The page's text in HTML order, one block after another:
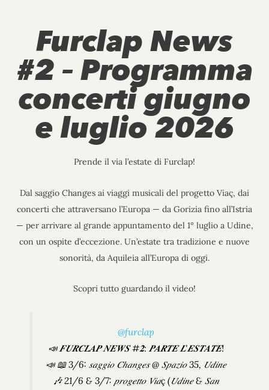
Furclap News
#2 – Programma
concerti giugno
e luglio 2026
Prende il via l’estate di Furclap!
Dal saggio Changes ai viaggi musicali del progetto Viaç, dai
concerti che attraversano l’Europa — da Gorizia fino all’Istria
— per arrivare al grande appuntamento del 1° luglio a Udine,
con un ospite d’eccezione. Un’estate tra tradizione e nuove
sonorità, da Aquileia all’Europa di oggi.
Scopri tutto guardando il video!
@furclap
📣 𝑭𝑼𝑹𝑪𝑳𝑨𝑷 𝑵𝑬𝑾𝑺 #𝟐: 𝑷𝑨𝑹𝑻𝑬 𝑳'𝑬𝑺𝑻𝑨𝑻𝑬!
📣 📖 3/6: 𝑠𝑎𝑔𝑔𝑖𝑜 𝐶ℎ𝑎𝑛𝑔𝑒𝑠 @ 𝑆𝑝𝑎𝑧𝑖𝑜 35, 𝑈𝑑𝑖𝑛𝑒
🎶 21/6 & 3/7: 𝑝𝑟𝑜𝑔𝑒𝑡𝑡𝑜 𝑉𝑖𝑎ç (𝑈𝑑𝑖𝑛𝑒 & 𝑆𝑎𝑛